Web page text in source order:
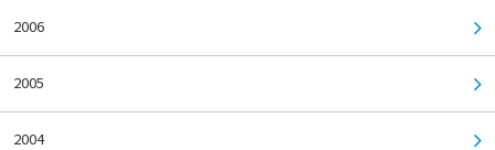
2006
2005
2004